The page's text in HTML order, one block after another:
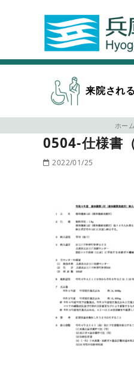
来院され
ホーム
0504-仕様書
2022/01/25